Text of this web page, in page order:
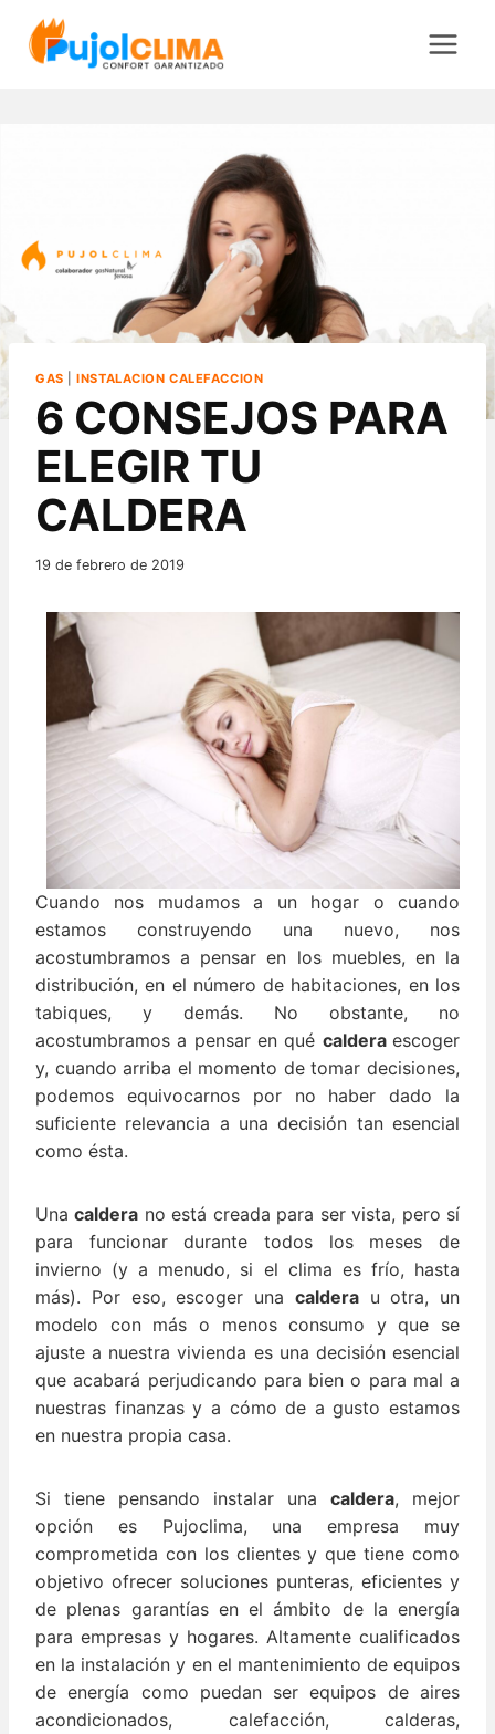
contenido
GAS |INSTALACION CALEFACCION
6 CONSEJOS PARA
ELEGIR TU
CALDERA
19 de febrero de 2019
Cuando nos mudamos a un hogar o cuando
estamos construyendo una nuevo, nos
acostumbramos a pensar en los muebles, en la
distribución, en el número de habitaciones, en los
tabiques, y demás. No obstante, no
acostumbramos a pensar en qué calderaescoger
y, cuando arriba el momento de tomar decisiones,
podemos equivocarnos por no haber dado la
suficiente relevancia a una decisión tan esencial
como ésta.
Unacaldera no está creada para ser vista, pero sí
para funcionar durante todos los meses de
invierno (y a menudo, si el clima es frío, hasta
más). Por eso, escoger una calderau otra, un
modelo con más o menos consumo y que se
ajuste a nuestra vivienda es una decisión esencial
que acabará perjudicando para bien o para mal a
nuestras finanzas y a cómo de a gusto estamos
en nuestra propia casa.
Si tiene pensando instalar una caldera, mejor
opción es Pujoclima, una empresa muy
comprometida con los clientes y que tiene como
objetivo ofrecer soluciones punteras, eficientes y
de plenas garantías en el ámbito de la energía
para empresas y hogares. Altamente cualificados
en la instalación y en el mantenimiento de equipos
de energía como puedan ser equipos de aires
acondicionados, calefacción, calderas,